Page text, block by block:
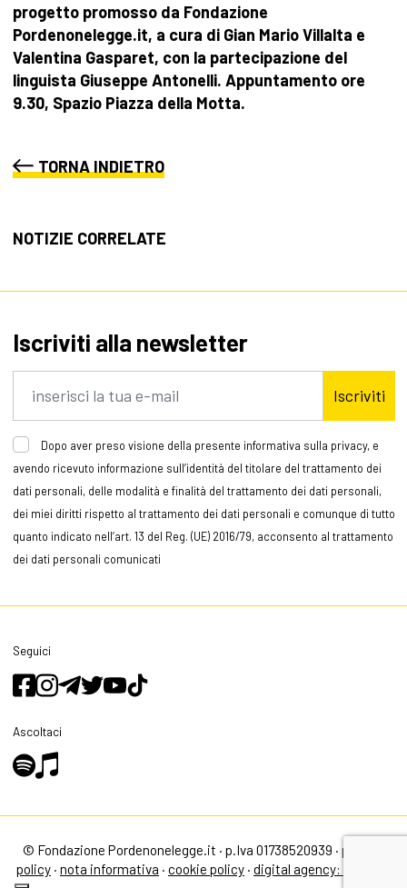
progetto promosso da Fondazione
Pordenonelegge.it, a cura di Gian Mario Villalta e
Valentina Gasparet, con la partecipazione del
linguista Giuseppe Antonelli. Appuntamento ore
9.30, Spazio Piazza della Motta.
TORNA INDIETRO
NOTIZIE CORRELATE
Iscriviti alla newsletter
Iscriviti
Dopo aver preso visione della presente informativa sulla privacy, e
avendo ricevuto informazione sull’identità del titolare del trattamento dei
dati personali, delle modalità e finalità del trattamento dei dati personali,
dei miei diritti rispetto al trattamento dei dati personali e comunque di tutto
quanto indicato nell’art. 13 del Reg. (UE) 2016/79, acconsento al trattamento
dei dati personali comunicati
Seguici
Ascoltaci
© Fondazione Pordenonelegge.it · p.Iva 01738520939 · privacy
policy · nota informativa · cookie policy · digital agency: alea.pro